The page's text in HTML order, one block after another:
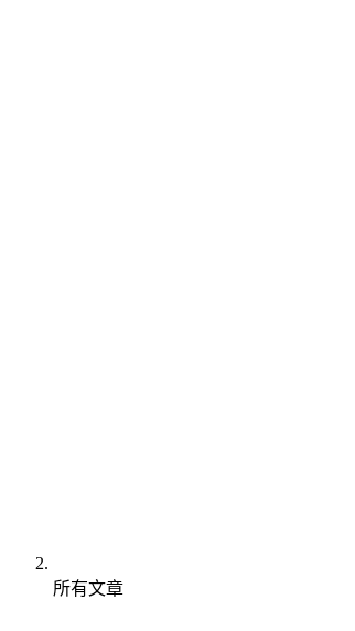
所有文章